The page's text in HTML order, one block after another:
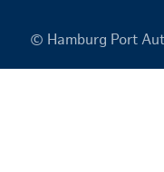
© Hamburg Port